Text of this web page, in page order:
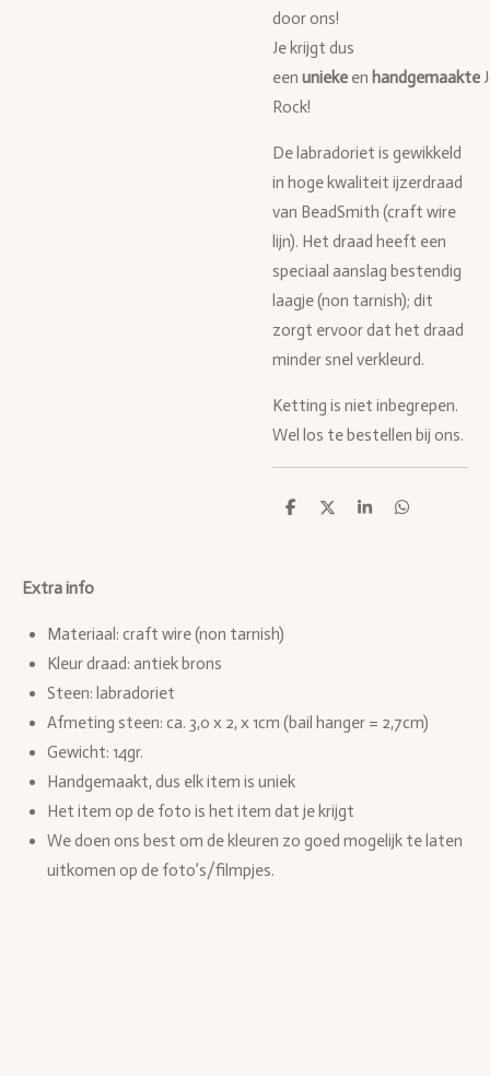
door ons!
Je krijgt dus
een unieke en handgemaakte
Rock!
De labradoriet is gewikkeld
in hoge kwaliteit ijzerdraad
van BeadSmith (craft wire
lijn). Het draad heeft een
speciaal aanslag bestendig
laagje (non tarnish); dit
zorgt ervoor dat het draad
minder snel verkleurd.
Ketting is niet inbegrepen.
Wel los te bestellen bij ons.
D
D
S
D
Extra info
Materiaal: craft wire (non tarnish)
Kleur draad: antiek brons
Steen: labradoriet
Afmeting steen: ca. 3,0 x 2, x 1cm (bail hanger = 2,7cm)
Gewicht: 14gr.
Handgemaakt, dus elk item is uniek
Het item op de foto is het item dat je krijgt
We doen ons best om de kleuren zo goed mogelijk te laten
uitkomen op de foto’s/filmpjes.